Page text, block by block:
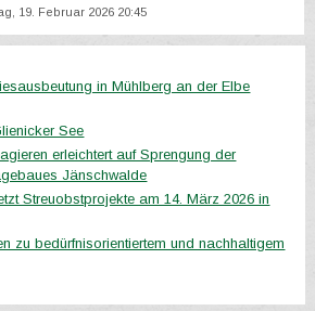
19. Februar 2026 20:45
in Mühlberg an der Elbe
See
erleichtert auf Sprengung der
Jänschwalde
Streuobstprojekte am 14. März 2026 in
zu bedürfnisorientiertem und nachhaltigem